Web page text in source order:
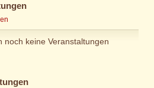
noch keine Veranstaltungen